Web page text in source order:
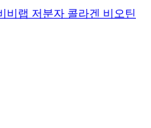
비랩 저분자 콜라겐 비오틴